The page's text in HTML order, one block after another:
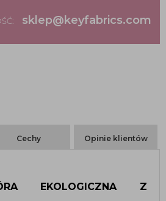
sklep@keyfabrics.com
Cechy Opinie klientów
EKOLOGICZNA Z